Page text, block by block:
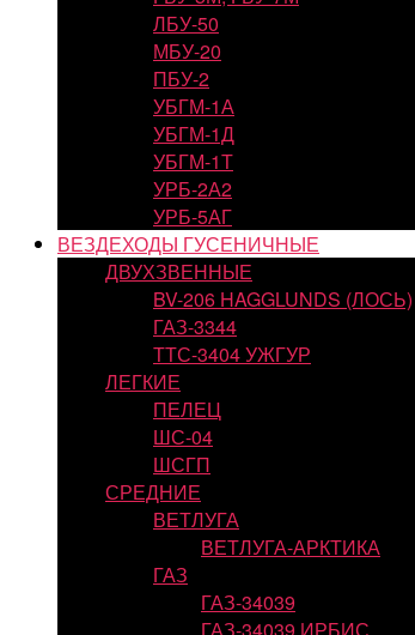
ЛБУ-50
МБУ-20
ПБУ-2
УБГМ-1А
УБГМ-1Д
УБГМ-1Т
УРБ-2А2
УРБ-5АГ
ВЕЗДЕХОДЫ ГУСЕНИЧНЫЕ
ДВУХЗВЕННЫЕ
BV-206 HAGGLUNDS (ЛОСЬ)
ГАЗ-3344
ТТС-3404 УЖГУР
ЛЕГКИЕ
ПЕЛЕЦ
ШС-04
ШСГП
СРЕДНИЕ
ВЕТЛУГА
ВЕТЛУГА-АРКТИКА
ГАЗ
ГАЗ-34039